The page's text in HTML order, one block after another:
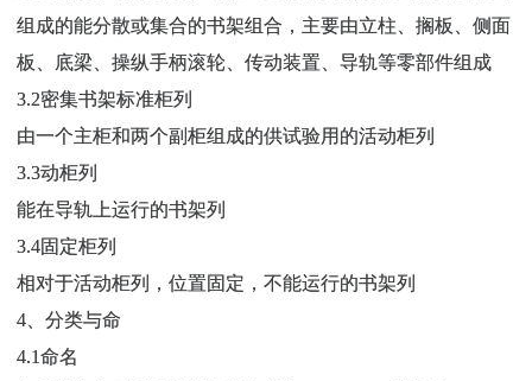
组成的能分散或集合的书架组合，主要由立柱、搁板、侧面
板、底梁、操纵手柄滚轮、传动装置、导轨等零部件组成
3.2密集书架标准柜列
由一个主柜和两个副柜组成的供试验用的活动柜列
3.3动柜列
能在导轨上运行的书架列
3.4固定柜列
相对于活动柜列，位置固定，不能运行的书架列
4、分类与命
4.1命名